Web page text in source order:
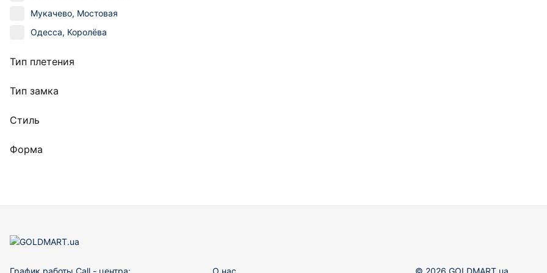
Мукачево, Мостовая
Одесса, Королёва
Тип плетения
Тип замка
Стиль
Форма
График работы Call - центра: О нас © 2026 GOLDMART.ua